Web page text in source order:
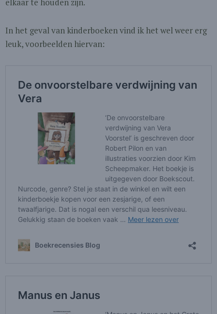
In het geval van kinderboeken vind ik het wel weer erg
leuk, voorbeelden hiervan: